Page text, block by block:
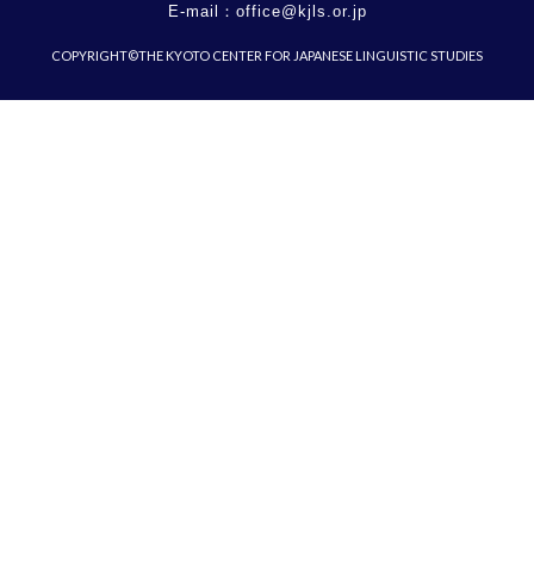
E-mail： office@kjls.or.jp
COPYRIGHT©THE KYOTO CENTER FOR JAPANESE LINGUISTIC STUDIES